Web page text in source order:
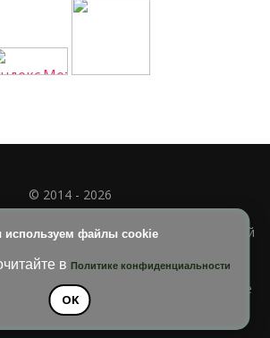
используем файлы cookie
в Политике конфиденциальности
OK
© 2014 - 2026
использование материала
при наличии активной и индексируемой
Темы Blossom
. На платформе
WordPress